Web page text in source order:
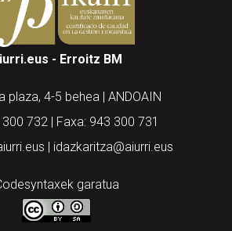
- Erroitz BM
plaza, 4-5 behea | ANDOAIN
300 732 | Faxa: 943 300 731
| idazkaritza@aiurri.eus
garatua